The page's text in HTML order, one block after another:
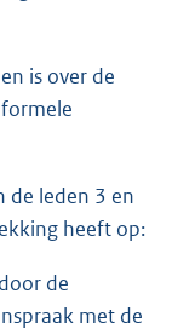
is over de
de leden 3 en
heeft op:
de
met de